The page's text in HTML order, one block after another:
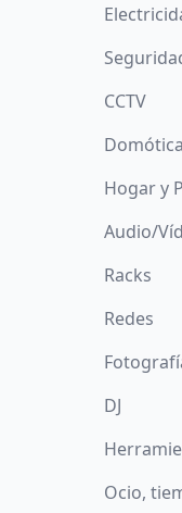
CCTV
Domótica
Hogar y
Audio/
Racks
Redes
DJ
Ocio,